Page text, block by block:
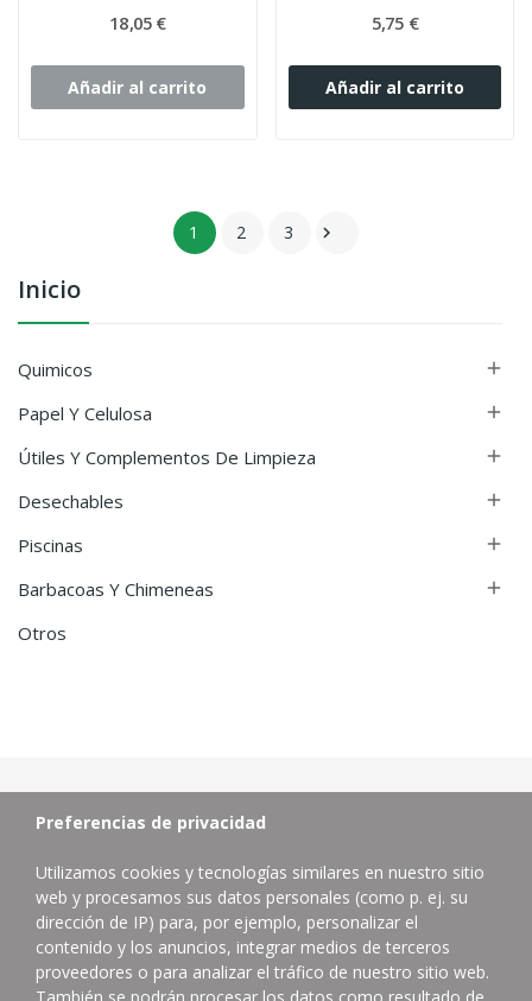
Inicio
Quimicos 
Papel Y Celulosa 
Útiles Y Complementos De Limpieza 
Desechables 
Piscinas 
Barbacoas Y Chimeneas 
Otros
18,05 €
Añadir al carrito
5,75 €
Añadir al carrito
1 2 3 
Distribuidor de productos de limpieza profesional.
Preferencias de privacidad
Utilizamos cookies y tecnologías similares en nuestro sitio
web y procesamos sus datos personales (como p. ej. su
dirección de IP) para, por ejemplo, personalizar el
contenido y los anuncios, integrar medios de terceros
proveedores o para analizar el tráfico de nuestro sitio web.